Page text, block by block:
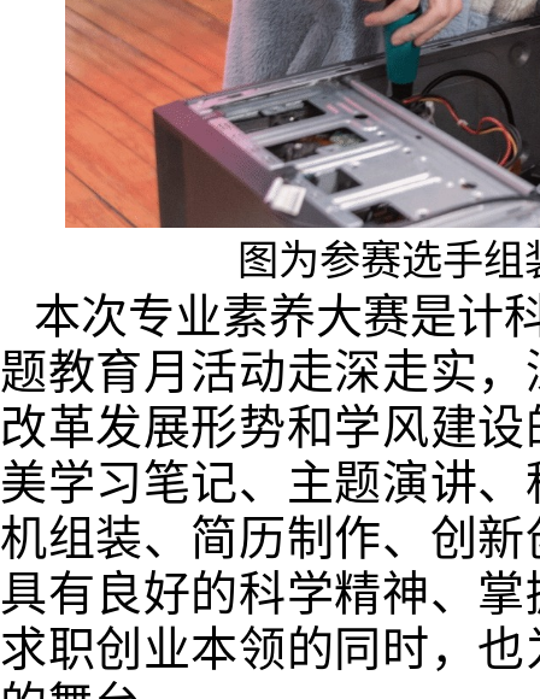
图为参赛选手
本次专业素养大赛是计
题教育月活动走深走实
改革发展形势和学风建
美学习笔记、主题演讲
机组装、简历制作、创
具有良好的科学精神、
求职创业本领的同时，